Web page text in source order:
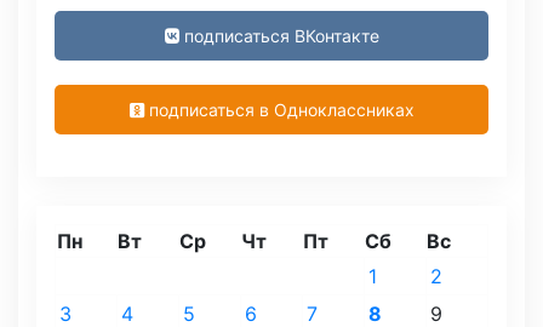
подписаться ВКонтакте
подписаться в Одноклассниках
Пн Вт Ср Чт Пт Сб Вс
1
2
3
4 5 6 7 8
9